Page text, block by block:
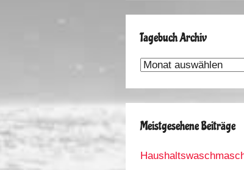
Tagebuch Archiv
Tagebuch
Meistgesehene Beiträge